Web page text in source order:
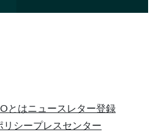
とは ニュースレター登録
リシープレスセンター